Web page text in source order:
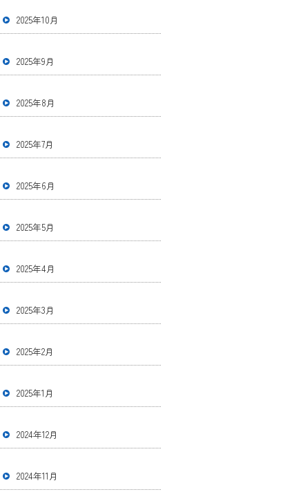
2025年10月
2025年9月
2025年8月
2025年7月
2025年6月
2025年5月
2025年4月
2025年3月
2025年2月
2025年1月
2024年12月
2024年11月